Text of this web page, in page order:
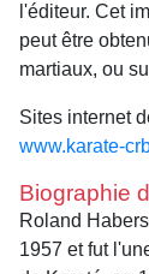
l'éditeur. Cet
peut être
martiaux, ou
Sites internet
www.karate-
Biographie
Roland
1957 et fut